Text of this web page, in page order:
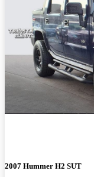
2007 Hummer H2 SUT